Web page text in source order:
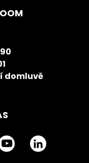
domluvě